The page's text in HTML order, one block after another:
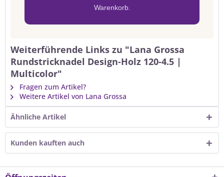
Warenkorb.
Weiterführende Links zu "Lana Grossa
Rundstricknadel Design-Holz 120-4.5 |
Multicolor"
Fragen zum Artikel?
Weitere Artikel von Lana Grossa
Ähnliche Artikel
Kunden kauften auch